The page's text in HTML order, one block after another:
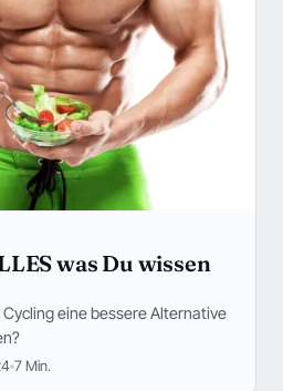
was Du wissen
eine bessere Alternative
7 Min.